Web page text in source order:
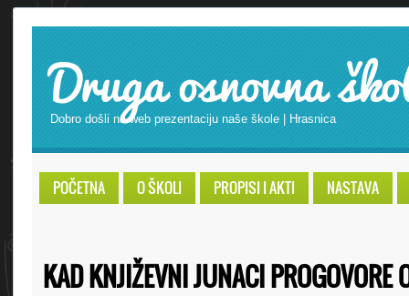
Druga osnovna
Dobro došli na web prezentaciju naše škole | Hrasnica
POČETNA O ŠKOLI PROPISI I AKTI NASTAVA
KAD KNJIŽEVNI JUNACI PROGOVORE